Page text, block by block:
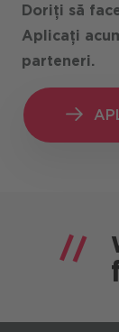
Doriți să
Aplicați
parteneri.